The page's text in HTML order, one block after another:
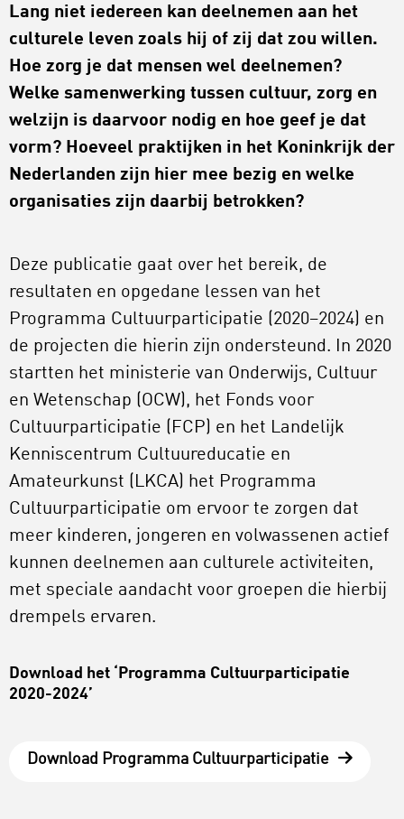
Lang niet iedereen kan deelnemen aan het
culturele leven zoals hij of zij dat zou willen.
Hoe zorg je dat mensen wel deelnemen?
Welke samenwerking tussen cultuur, zorg en
welzijn is daarvoor nodig en hoe geef je dat
vorm? Hoeveel praktijken in het Koninkrijk der
Nederlanden zijn hier mee bezig en welke
organisaties zijn daarbij betrokken?
Deze publicatie gaat over het bereik, de
resultaten en opgedane lessen van het
Programma Cultuurparticipatie (2020–2024) en
de projecten die hierin zijn ondersteund. In 2020
startten het ministerie van Onderwijs, Cultuur
en Wetenschap (OCW), het Fonds voor
Cultuurparticipatie (FCP) en het Landelijk
Kenniscentrum Cultuureducatie en
Amateurkunst (LKCA) het Programma
Cultuurparticipatie om ervoor te zorgen dat
meer kinderen, jongeren en volwassenen actief
kunnen deelnemen aan culturele activiteiten,
met speciale aandacht voor groepen die hierbij
drempels ervaren.
Download het ‘Programma Cultuurparticipatie
2020-2024’
Download Programma Cultuurparticipatie